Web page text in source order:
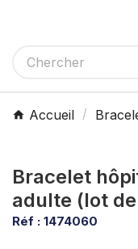
Accueil
Bracelet
adulte (lot de
Réf : 1474060